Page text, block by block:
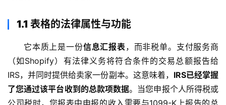
1.1 表格的法律属性与功能
它本质上是一份信息汇报表，而非税单。支付服务商
（如Shopify）有法律义务将符合条件的交易总额报告给
IRS，并同时提供给卖家一份副本。这意味着， IRS已经掌握
了您通过该平台收到的总款项数据。当您申报个人所得税或